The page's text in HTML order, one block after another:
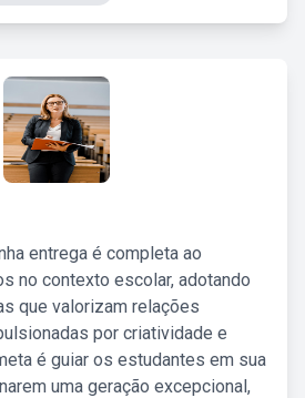
entrega é completa ao
no contexto escolar, adotando
que valorizam relações
por criatividade e
é guiar os estudantes em sua
uma geração excepcional,